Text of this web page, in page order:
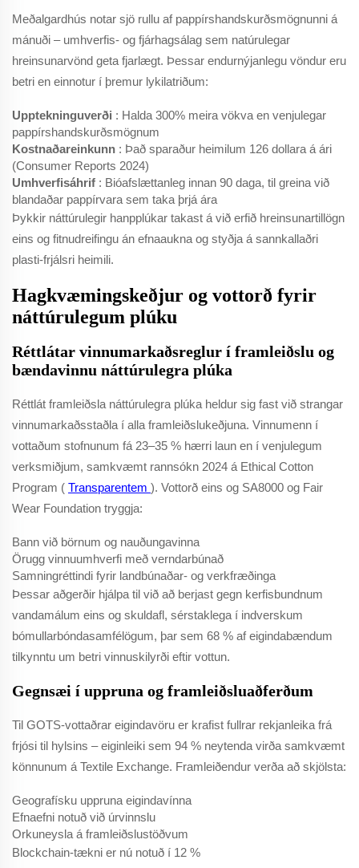
Meðalgardhús notar sjö rullu af pappírshandskurðsmögnunni á
mánuði – umhverfis- og fjárhagsálag sem natúrulegar
hreinsunarvönd geta fjarlægt. Þessar endurnýjanlegu vöndur eru
betri en einnotur í þremur lykilatriðum:
Upptekninguverði : Halda 300% meira vökva en venjulegar
pappírshandskurðsmögnum
Kostnaðareinkunn : Það sparaður heimilum 126 dollara á ári
(Consumer Reports 2024)
Umhverfisáhrif : Bióafslættanleg innan 90 daga, til greina við
blandaðar pappírvara sem taka þrjá ára
Þykkir náttúrulegir hanpplúkar takast á við erfið hreinsunartillögn
eins og fitnudreifingu án efnaaukna og styðja á sannkallaðri
plasti-frjálsri heimili.
Hagkvæmingskeðjur og vottorð fyrir
náttúrulegum plúku
Réttlátar vinnumarkaðsreglur í framleiðslu og
bændavinnu náttúrulegra plúka
Réttlát framleiðsla náttúrulegra plúka heldur sig fast við strangar
vinnumarkaðsstaðla í alla framleiðslukeðjuna. Vinnumenn í
vottaðum stofnunum fá 23–35 % hærri laun en í venjulegum
verksmiðjum, samkvæmt rannsókn 2024 á Ethical Cotton
Program ( Transparentem ). Vottorð eins og SA8000 og Fair
Wear Foundation tryggja:
Bann við börnum og nauðungavinna
Örugg vinnuumhverfi með verndarbúnað
Samningréttindi fyrir landbúnaðar- og verkfræðinga
Þessar aðgerðir hjálpa til við að berjast gegn kerfisbundnum
vandamálum eins og skuldafl, sérstaklega í indverskum
bómullarbóndasamfélögum, þar sem 68 % af eigindabændum
tilkynntu um betri vinnuskilyrði eftir vottun.
Gegnsæi í uppruna og framleiðsluaðferðum
Til GOTS-vottaðrar eigindavöru er krafist fullrar rekjanleika frá
frjósi til hylsins – eiginleiki sem 94 % neytenda virða samkvæmt
könnunum á Textile Exchange. Framleiðendur verða að skjölsta:
Geografísku uppruna eigindavínna
Efnaefni notuð við úrvinnslu
Orkuneysla á framleiðslustöðvum
Blockchain-tækni er nú notuð í 12 %